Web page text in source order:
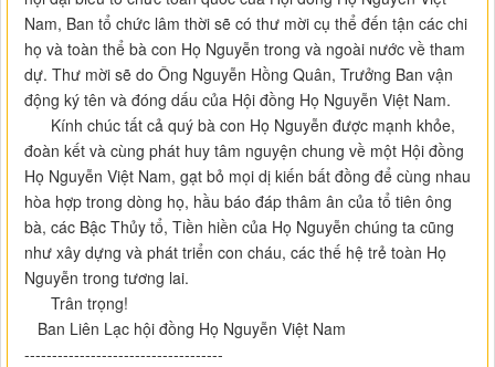
Nam, Ban tổ chức lâm thời sẽ có thư mời cụ thể đến tận các chi
họ và toàn thể bà con Họ Nguyễn trong và ngoài nước về tham
dự. Thư mời sẽ do Ông Nguyễn Hồng Quân, Trưởng Ban vận
động ký tên và đóng dấu của Hội đồng Họ Nguyễn Việt Nam.
Kính chúc tất cả quý bà con Họ Nguyễn được mạnh khỏe,
đoàn kết và cùng phát huy tâm nguyện chung về một Hội đồng
Họ Nguyễn Việt Nam, gạt bỏ mọi dị kiến bất đồng để cùng nhau
hòa hợp trong dòng họ, hầu báo đáp thâm ân của tổ tiên ông
bà, các Bậc Thủy tổ, Tiền hiền của Họ Nguyễn chúng ta cũng
như xây dựng và phát triển con cháu, các thế hệ trẻ toàn Họ
Nguyễn trong tương lai.
Trân trọng!
Ban Liên Lạc hội đồng Họ Nguyễn Việt Nam
------------------------------------